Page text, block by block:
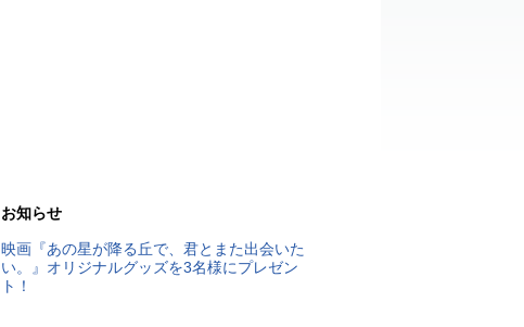
お知らせ
映画『あの星が降る丘で、君とまた出会いた
い。』オリジナルグッズを3名様にプレゼン
ト！